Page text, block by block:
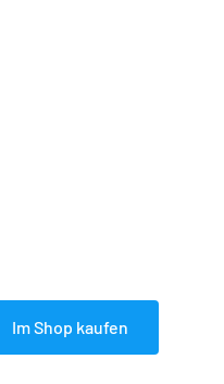
Im Shop kaufen